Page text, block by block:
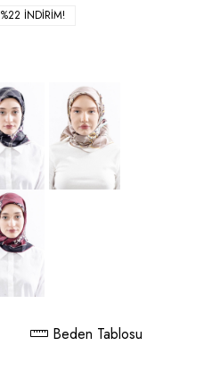
%22 İNDIRIM!
Beden Tablosu